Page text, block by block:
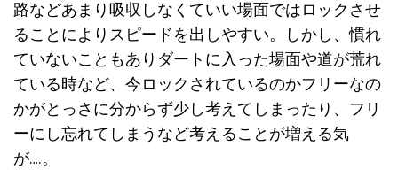
路などあまり吸収しなくていい場面ではロックさせ
ることによりスピードを出しやすい。しかし、慣れ
ていないこともありダートに入った場面や道が荒れ
ている時など、今ロックされているのかフリーなの
かがとっさに分からず少し考えてしまったり、フリ
ーにし忘れてしまうなど考えることが増える気
が….。